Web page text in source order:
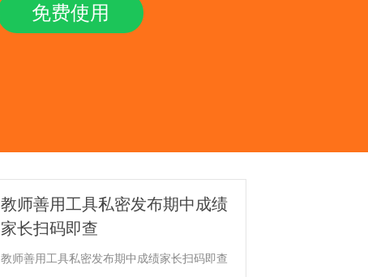
免费使用
教师善用工具私密发布期中成绩
家长扫码即查
教师善用工具私密发布期中成绩家长扫码即查